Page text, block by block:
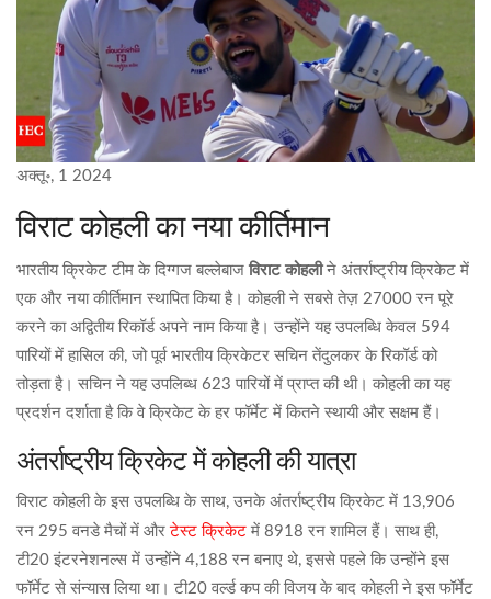
अक्तू॰, 1 2024
विराट कोहली का नया कीर्तिमान
भारतीय क्रिकेट टीम के दिग्गज बल्लेबाज विराट कोहलीने अंतर्राष्ट्रीय क्रिकेट में
एक और नया कीर्तिमान स्थापित किया है। कोहली ने सबसे तेज़ 27000 रन पूरे
करने का अद्वितीय रिकॉर्ड अपने नाम किया है। उन्होंने यह उपलब्धि केवल 594
पारियों में हासिल की, जो पूर्व भारतीय क्रिकेटर सचिन तेंदुलकर के रिकॉर्ड को
तोड़ता है। सचिन ने यह उपलिब्ध 623 पारियों में प्राप्त की थी। कोहली का यह
प्रदर्शन दर्शाता है कि वे क्रिकेट के हर फॉर्मेट में कितने स्थायी और सक्षम हैं।
अंतर्राष्ट्रीय क्रिकेट में कोहली की यात्रा
विराट कोहली के इस उपलब्धि के साथ, उनके अंतर्राष्ट्रीय क्रिकेट में 13,906
रन 295 वनडे मैचों में औरटेस्ट क्रिकेट में 8918 रन शामिल हैं। साथ ही,
टी20 इंटरनेशनल्स में उन्होंने 4,188 रन बनाए थे, इससे पहले कि उन्होंने इस
फॉर्मेट से संन्यास लिया था। टी20 वर्ल्ड कप की विजय के बाद कोहली ने इस फॉर्मेट